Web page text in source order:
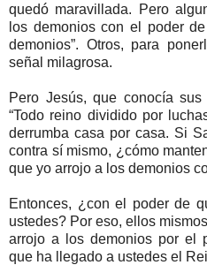
quedó maravillada. Pero
los demonios con el poder
demonios”. Otros, para
señal milagrosa.
Pero Jesús, que conocía
“Todo reino dividido por
derrumba casa por casa. Si
contra sí mismo, ¿cómo
que yo arrojo a los demonios
Entonces, ¿con el poder de
ustedes? Por eso, ellos
arrojo a los demonios por el
que ha llegado a ustedes el